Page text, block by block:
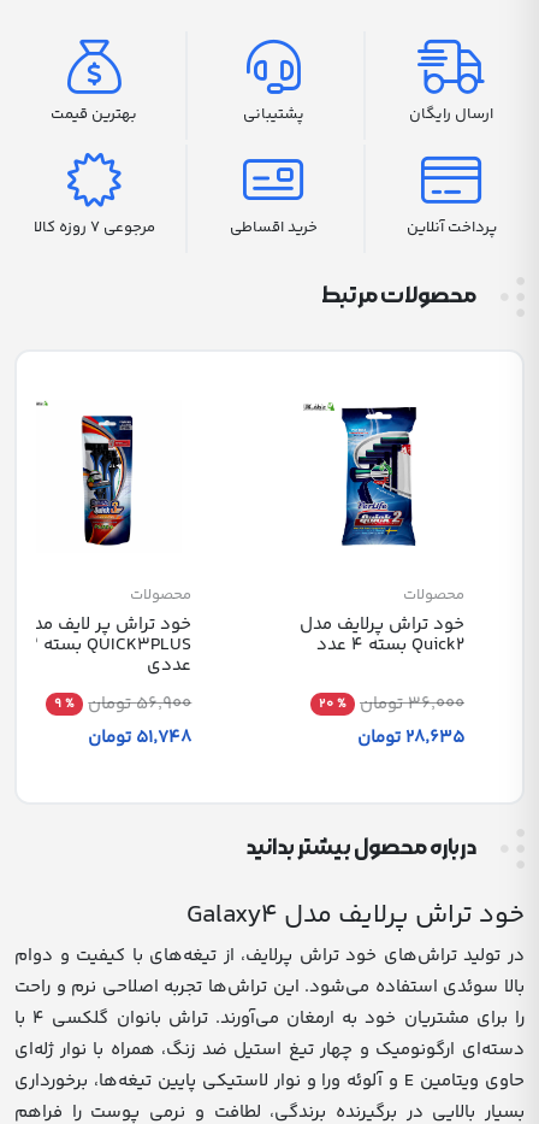
ارسال رایگان پشتیبانی بهترین قیمت
پرداخت آنلاین خرید اقساطی مرجوعی 7 روزه کالا
محصولات مرتبط
محصولات
خود تراش پرلایف مدل
Quick2 بسته 4 عدد
36٬000 تومان % 20
28٬635 تومان
محصولات
خود تراش پر لایف مدل
QUICK3PLUS بسته 3
عددی
56٬900 تومان
% 9
51٬748 تومان
درباره محصول بیشتر بدانید
خود تراش پرلایف مدل Galaxy4
در تولید تراش‌های خود تراش پرلایف، از تیغه‌های با کیفیت و دوام
بالا سوئدی استفاده می‌شود. این تراش‌ها تجربه اصلاحی نرم و راحت
را برای مشتریان خود به ارمغان می‌آورند. تراش بانوان گلکسی 4 با
دسته‌ای ارگونومیک و چهار تیغ استیل ضد زنگ، همراه با نوار ژله‌ای
حاوی ویتامین E و آلوئه ورا و نوار لاستیکی پایین تیغه‌ها، برخورداری
بسیار بالایی در برگیرنده برندگی، لطافت و نرمی پوست را فراهم